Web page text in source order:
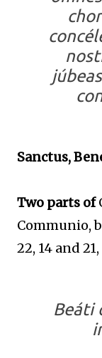
Sanctus,
Two parts of
Communio,
22, 14 and 21,
Beáti